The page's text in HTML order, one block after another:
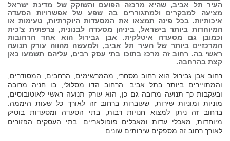
העיר תל אביב, שהיא מרכזה הפועם והשוקק של מדינת ישראל
מציעה למבקרים ולמתגוררים בה שפע של אפשרויות הסעדה
איכותיות. בכל פינה תמצאו את המסעדות היוקרתיות, טעימות או
המיוחדות ביותר בישראל, ביניהן מסעדה לבנונית, צרפתית צ'כית
וכמובן גם מסעדה איטלקית. אבן גבירול הוא אחד הרחובות
המרכזיים ביותר של העיר תל אביב, ולמעשה מהווה עורק תנועה
ראשי בה. רחוב זה מרכז בתוכו בתי עסק רבים, עליהם תשמעו כאן
קצת בהרחבה.
רחוב אבן גבירול הוא רחוב מסחרי, מהמרשימים, הרחבים, המסודרים,
והמתויירים ביותר בתל אביב. הרחוב הדו מסלולי, בו חניה מרובה
ובעקבות כך תנועה מרובה גם כן, הוא עורק תנועה ראשי לאוטובוסים,
מוניות ומוניות שירות, שעוברות ברחוב זה לאורך כל שעות היממה.
ברחוב זה ניתן למצוא חנויות רבות, בתי הסעדה ומסעדות בוטיק
מיוחדות, מאכלי עדות ומאכלים פופולאריים. בתי העסקים הפזורים
לאורך רחוב זה מספקים שירותים שונים.